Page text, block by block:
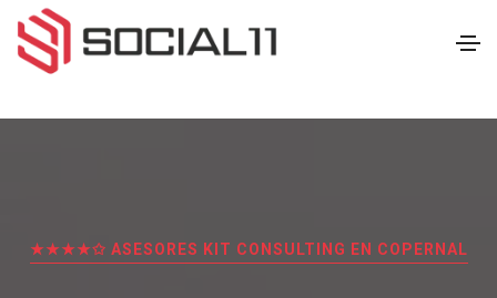
★★★★✩ ASESORES KIT CONSULTING EN COPERNAL